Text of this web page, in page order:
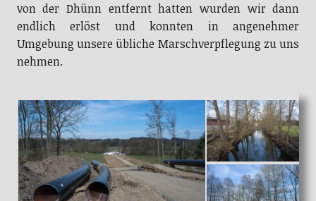
von der Dhünn entfernt hatten wurden wir dann
endlich erlöst und konnten in angenehmer
Umgebung unsere übliche Marschverpflegung zu uns
nehmen.